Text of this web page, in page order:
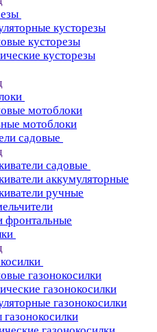
кусторезы
кусторезы
кусторезы
мотоблоки
мотоблоки
садовые
садовые
аккумуляторные
ручные
фронтальные
газонокосилки
газонокосилки
газонокосилки